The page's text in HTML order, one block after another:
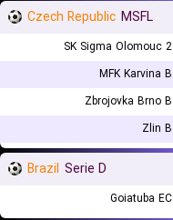
Czech Republic MSFL
SK Sigma Olomouc 2
MFK Karvina B
Zbrojovka Brno B
Zlin B
Brazil Serie D
Goiatuba EC